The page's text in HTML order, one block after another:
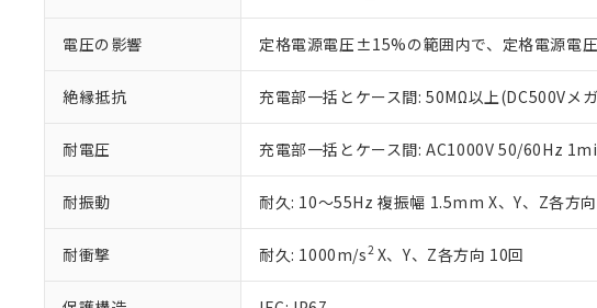
電圧の影響 定格電源電圧±15%の範囲内で、定格電源電
絶縁抵抗 充電部一括とケース間: 50MΩ以上(DC500Vメ
耐電圧 充電部一括とケース間: AC1000V 50/60Hz
耐振動 耐久: 10～55Hz 複振幅 1.5mm X、Y、Z各方
耐衝撃 耐久: 1000m/s2X、Y、Z各方向 10回
※当社の共同利用者とは、"
いる法人を指します。
EU RoHS指令（10物質）の非含
51物質の非含有証明書（当社基
※本証明書は発行日時点で非含
また、RoHS指令のフタル酸エ
既に当社にて対応品への在庫切
り割愛しております。